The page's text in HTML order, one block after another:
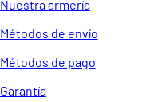
Nuestra armería
Métodos de envío
Métodos de pago
Garantía